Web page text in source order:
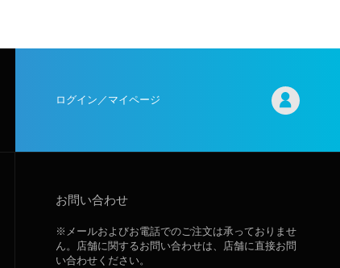
ログイン／マイページ
お問い合わせ
※メールおよびお電話でのご注文は承っておりませ
ん。店舗に関するお問い合わせは、店舗に直接お問
い合わせください。